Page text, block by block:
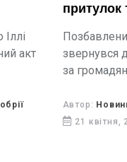
акт
притулок
звернувся
за
Автор:
21 квітня,